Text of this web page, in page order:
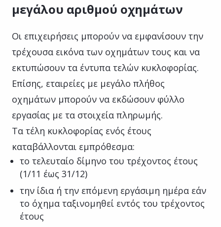
μεγάλου αριθμού οχημάτων
Οι επιχειρήσεις μπορούν να εμφανίσουν την
τρέχουσα εικόνα των οχημάτων τους και να
εκτυπώσουν τα έντυπα τελών κυκλοφορίας.
Επίσης, εταιρείες με μεγάλο πλήθος
οχημάτων μπορούν να εκδώσουν φύλλο
εργασίας με τα στοιχεία πληρωμής.
Τα τέλη κυκλοφορίας ενός έτους
καταβάλλονται εμπρόθεσμα:
το τελευταίο δίμηνο του τρέχοντος έτους
(1/11 έως 31/12)
την ίδια ή την επόμενη εργάσιμη ημέρα εάν
το όχημα ταξινομηθεί εντός του τρέχοντος
έτους